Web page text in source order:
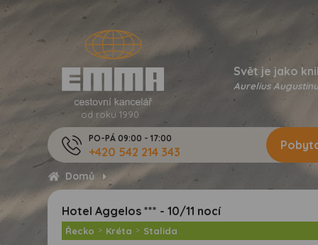
od roku 1990
Svět je jako
Aurelius
PO-PÁ 09:00 - 17:00
+420 542 214 343
Domů
Hotel Aggelos *** - 10/11 nocí
Řecko > Kréta > Stalida